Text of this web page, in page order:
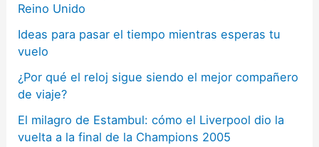
Reino Unido
Ideas para pasar el tiempo mientras esperas tu
vuelo
¿Por qué el reloj sigue siendo el mejor compañero
de viaje?
El milagro de Estambul: cómo el Liverpool dio la
vuelta a la final de la Champions 2005